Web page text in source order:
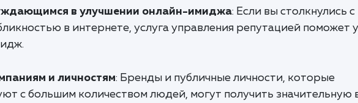
в улучшении онлайн-имиджа: Если вы столкнулись с
в интернете, услуга управления репутацией поможет
и личностям: Бренды и публичные личности, которые
с большим количеством людей, могут получить значительную